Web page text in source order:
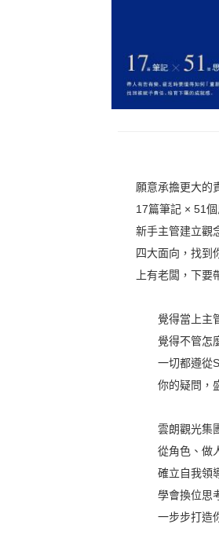
願意承擔更大的
17篇筆記 × 51
新手主管建立觀
四大面向，找到
上有老闆，下
覺得當上主管
覺得不管怎麼
一切都遵從
你的疑問，盛
雲朗觀光集團
從角色、做人
確立自我領導
學會換位思考
一步步打造你